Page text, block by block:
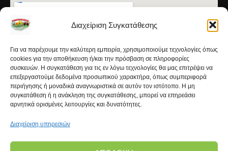
Διαχείριση Συγκατάθεσης
Για να παρέχουμε την καλύτερη εμπειρία, χρησιμοποιούμε τεχνολογίες όπως
cookies για την αποθήκευση ή/και την πρόσβαση σε πληροφορίες
συσκευών. Η συγκατάθεση για τις εν λόγω τεχνολογίες θα μας επιτρέψει να
επεξεργαστούμε δεδομένα προσωπικού χαρακτήρα, όπως συμπεριφορά
περιήγησης ή μοναδικά αναγνωριστικά σε αυτόν τον ιστότοπο. Η μη
συγκατάθεση ή η ανάκληση της συγκατάθεσης, μπορεί να επηρεάσει
αρνητικά ορισμένες λειτουργίες και δυνατότητες.
Διαχείριση υπηρεσιών